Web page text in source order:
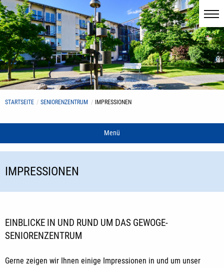
STARTSEITE SENIORENZENTRUM IMPRESSIONEN
Menü
IMPRESSIONEN
EINBLICKE IN UND RUND UM DAS GEWOGE-
SENIORENZENTRUM
Gerne zeigen wir Ihnen einige Impressionen in und um unser